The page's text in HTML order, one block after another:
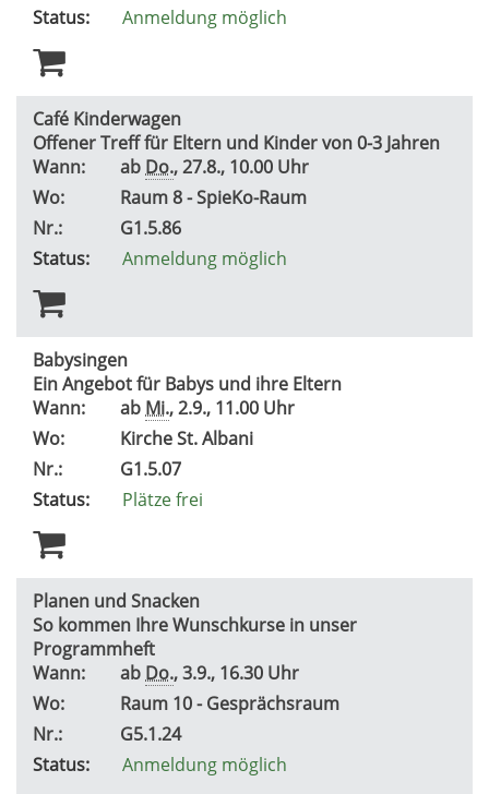
Status:
Anmeldung möglich
Café Kinderwagen
Offener Treff für Eltern und Kinder von 0-3 Jahren
Wann:
ab Do., 27.8., 10.00 Uhr
Wo:
Raum 8 - SpieKo-Raum
Nr.:
G1.5.86
Status:
Anmeldung möglich
Babysingen
Ein Angebot für Babys und ihre Eltern
Wann:
ab Mi., 2.9., 11.00 Uhr
Wo:
Kirche St. Albani
Nr.:
G1.5.07
Status:
Plätze frei
Planen und Snacken
So kommen Ihre Wunschkurse in unser
Programmheft
Wann:
ab Do., 3.9., 16.30 Uhr
Wo:
Raum 10 - Gesprächsraum
Nr.:
G5.1.24
Status:
Anmeldung möglich